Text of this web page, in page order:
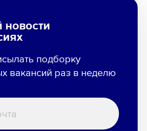
новости
подборку
вакансий раз в неделю